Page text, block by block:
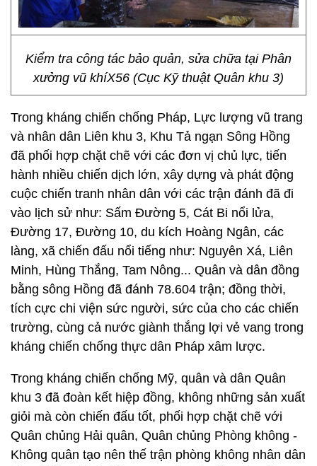
Kiểm tra công tác bảo quản, sửa chữa tại Phân
xưởng vũ khíX56 (Cục Kỹ thuật Quân khu 3)
Trong kháng chiến chống Pháp, Lực lượng vũ trang
và nhân dân Liên khu 3, Khu Tả ngạn Sông Hồng
đã phối hợp chặt chẽ với các đơn vị chủ lực, tiến
hành nhiều chiến dịch lớn, xây dựng và phát động
cuộc chiến tranh nhân dân với các trận đánh đã đi
vào lịch sử như: Sấm Đường 5, Cát Bi nổi lửa,
Đường 17, Đường 10, du kích Hoàng Ngân, các
làng, xã chiến đấu nổi tiếng như: Nguyên Xá, Liên
Minh, Hùng Thắng, Tam Nông... Quân và dân đồng
bằng sông Hồng đã đánh 78.604 trận; đồng thời,
tích cực chi viện sức người, sức của cho các chiến
trường, cùng cả nước giành thắng lợi vẻ vang trong
kháng chiến chống thực dân Pháp xâm lược.
Trong kháng chiến chống Mỹ, quân và dân Quân
khu 3 đã đoàn kết hiệp đồng, không những sản xuất
giỏi mà còn chiến đấu tốt, phối hợp chặt chẽ với
Quân chủng Hải quân, Quân chủng Phòng không -
Không quân tạo nên thế trận phòng không nhân dân